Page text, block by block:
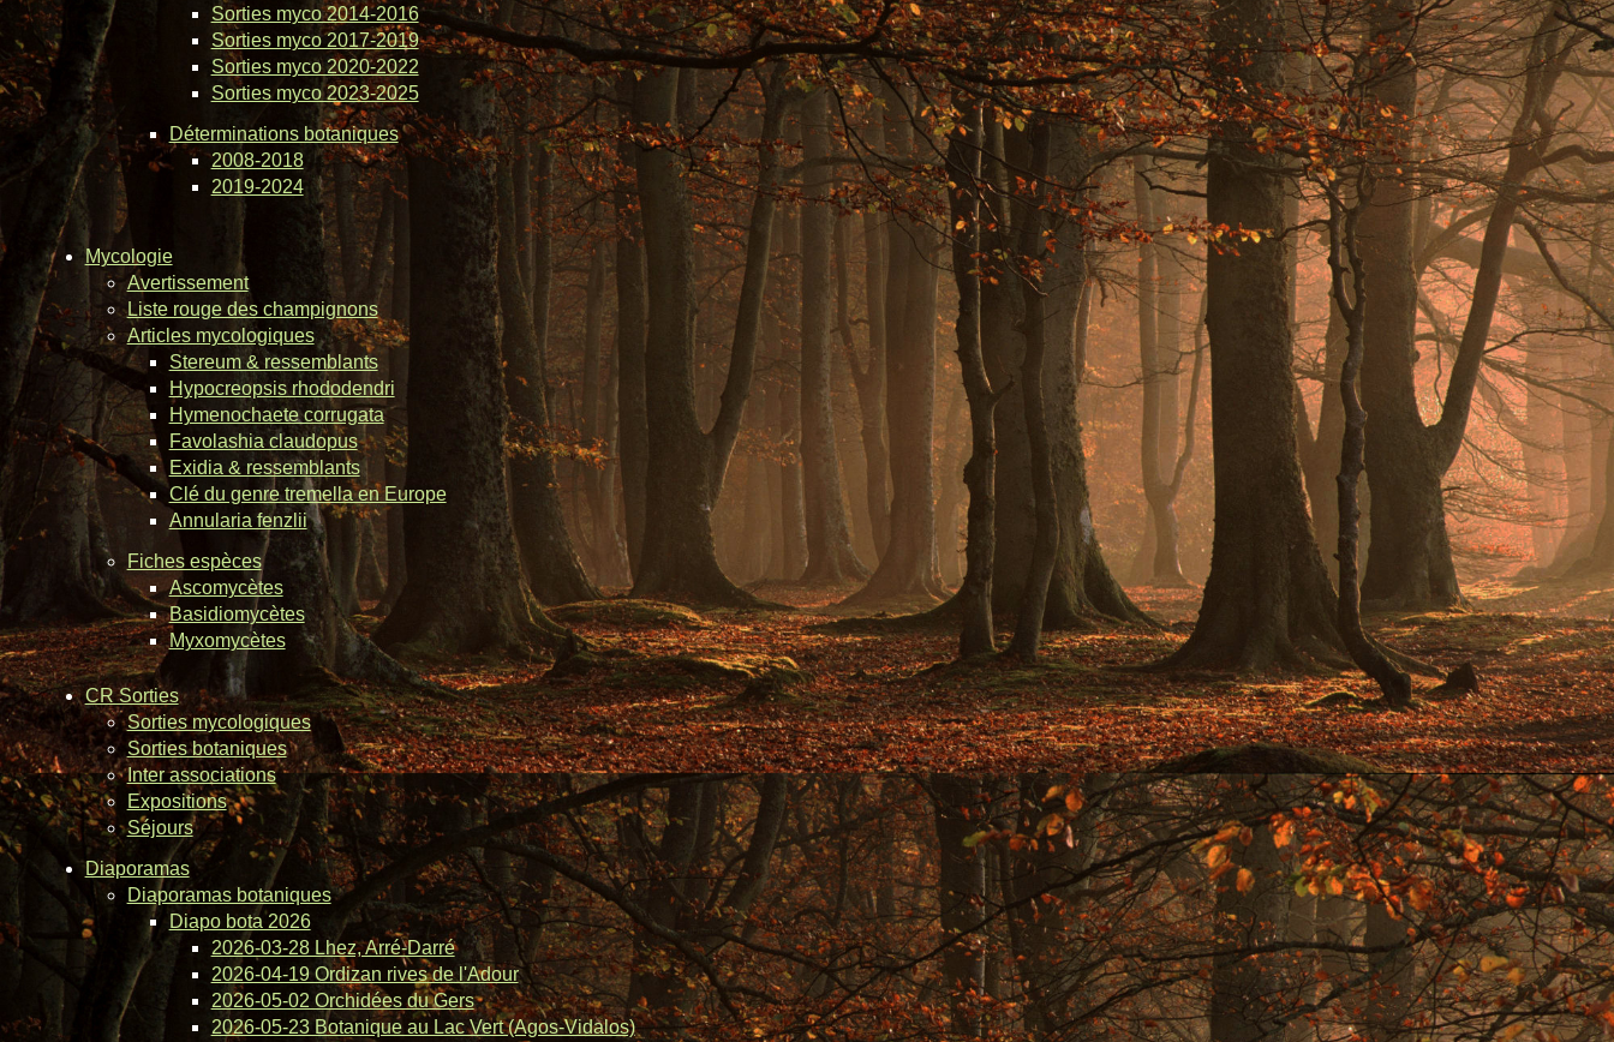
Sorties myco 2014-2016
Sorties myco 2017-2019
Sorties myco 2020-2022
Sorties myco 2023-2025
Déterminations botaniques
2008-2018
2019-2024
Mycologie
Avertissement
Liste rouge des champignons
Articles mycologiques
Stereum & ressemblants
Hypocreopsis rhododendri
Hymenochaete corrugata
Favolashia claudopus
Exidia & ressemblants
Clé du genre tremella en Europe
Annularia fenzlii
Fiches espèces
Ascomycètes
Basidiomycètes
Myxomycètes
CR Sorties
Sorties mycologiques
Sorties botaniques
Inter associations
Expositions
Séjours
Diaporamas
Diaporamas botaniques
Diapo bota 2026
2026-03-28 Lhez, Arré-Darré
2026-04-19 Ordizan rives de l'Adour
2026-05-02 Orchidées du Gers
2026-05-23 Botanique au Lac Vert (Agos-Vidalos)